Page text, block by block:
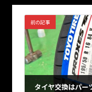
前の記事
タイヤ交換はパー